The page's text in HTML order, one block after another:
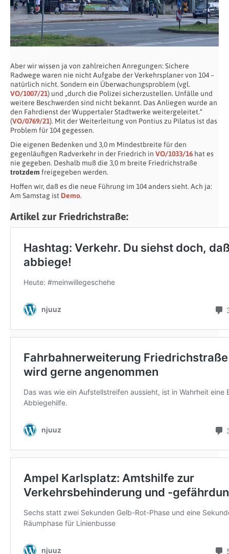
Aber wir wissen ja von zahlreichen Anregungen: Sichere
Radwege waren nie nicht Aufgabe der Verkehrsplaner von 104 –
natürlich nicht. Sondern ein Überwachungsproblem (vgl.
VO/1007/21) und „durch die Polizei sicherzustellen. Unfälle und
weitere Beschwerden sind nicht bekannt. Das Anliegen wurde an
den Fahrdienst der Wuppertaler Stadtwerke weitergeleitet.“
(VO/0769/21). Mit der Weiterleitung von Pontius zu Pilatus ist das
Problem für 104 gegessen.
Die eigenen Bedenken und 3,0 m Mindestbreite für den
gegenläufigen Radverkehr in der Friedrich in VO/1033/16 hat es
nie gegeben. Deshalb muß die 3,0 m breite Friedrichstraße
trotzdem freigegeben werden.
Hoffen wir, daß es die neue Führung im 104 anders sieht. Ach ja:
Am Samstag ist Demo.
Artikel zur Friedrichstraße: